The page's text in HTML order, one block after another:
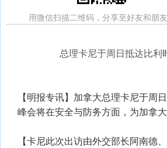
用微信扫描二维码，分享至好友和朋
总理卡尼于周日抵达比利
【明报专讯】加拿大总理卡尼于周
峰会将在安全与防务方面，为加拿大
【卡尼此次出访由外交部长阿南德